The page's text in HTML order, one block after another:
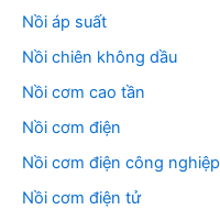
Nồi áp suất
Nồi chiên không dầu
Nồi cơm cao tần
Nồi cơm điện
Nồi cơm điện công nghiệp
Nồi cơm điện tử